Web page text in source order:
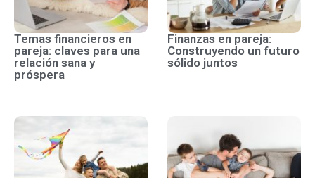
Temas financieros en
pareja: claves para una
relación sana y
próspera
Finanzas en pareja:
Construyendo un futuro
sólido juntos